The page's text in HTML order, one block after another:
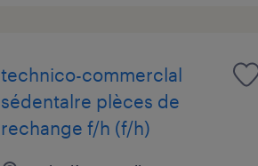
technico-commerclal
sédentalre plèces de
rechange f/h (f/h)